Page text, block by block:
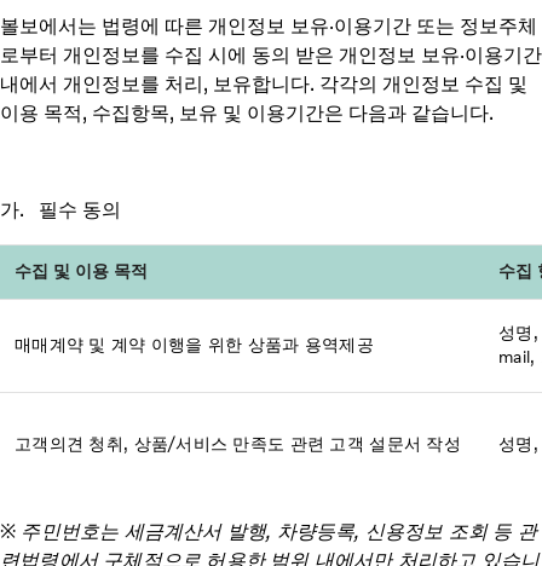
볼보에서는 법령에 따른 개인정보 보유·이용기간 또는 정보주체
로부터 개인정보를 수집 시에 동의 받은 개인정보 보유·이용기간
내에서 개인정보를 처리, 보유합니다. 각각의 개인정보 수집 및
이용 목적, 수집항목, 보유 및 이용기간은 다음과 같습니다.
가. 필수 동의
수집 및 이용 목적 수집
매매계약 및 계약 이행을 위한 상품과 용역제공
성명
mail,
고객의견 청취, 상품/서비스 만족도 관련 고객 설문서 작성 성명
※ 주민번호는 세금계산서 발행, 차량등록, 신용정보 조회 등 관
련법령에서 구체적으로 허용한 범위 내에서만 처리하고 있습니